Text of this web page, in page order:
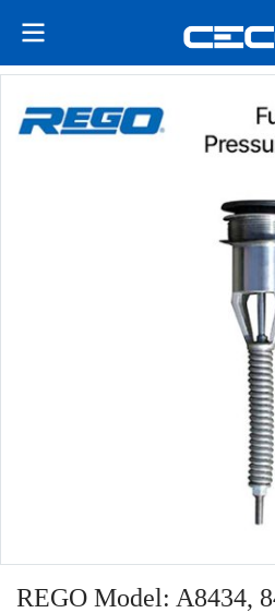
REGO Model: A8434,